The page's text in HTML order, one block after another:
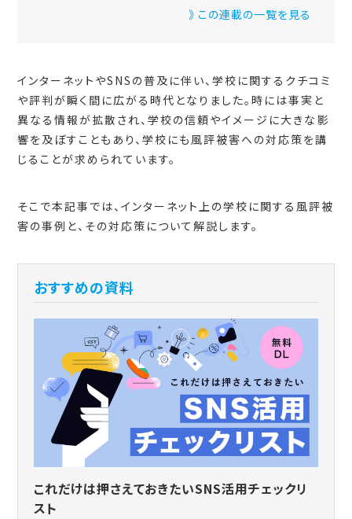
》 この連載の一覧を見る
インターネットやSNSの普及に伴い、学校に関するクチコミ
や評判が瞬く間に広がる時代となりました。時には事実と
異なる情報が拡散され、学校の信頼やイメージに大きな影
響を及ぼすこともあり、学校にも風評被害への対応策を講
じることが求められています。
そこで本記事では、インターネット上の学校に関する風評被
害の事例と、その対応策について解説します。
おすすめの資料
これだけは押さえておきたいSNS活用チェックリ
スト